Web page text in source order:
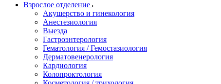
Взрослое отделение
Акушерство и гинекология
Анестезиология
Выезда
Гастроэнтерология
Гематология / Гемостазиология
Дерматовенерология
Кардиология
Колопроктология